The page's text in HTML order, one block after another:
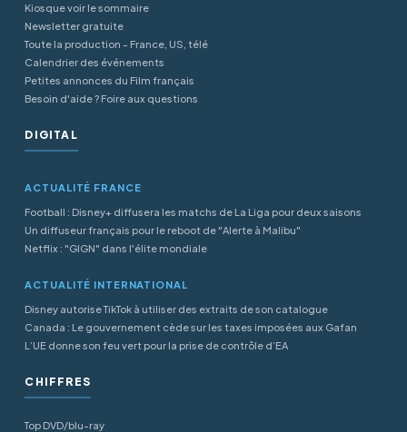
Kiosque voir le sommaire
Newsletter gratuite
Toute la production - France, US, télé
Calendrier des événements
Petites annonces du Film français
Besoin d'aide ? Foire aux questions
DIGITAL
ACTUALITÉ FRANCE
Football : Disney+ diffusera les matchs de La Liga pour deux saisons
Un diffuseur français pour le reboot de "Alerte à Malibu"
Netflix : "GIGN" dans l'élite mondiale
ACTUALITÉ INTERNATIONAL
Disney autorise TikTok à utiliser des extraits de son catalogue
Canada : Le gouvernement cède sur les taxes imposées aux Gafan
L’UE donne son feu vert pour la prise de contrôle d’EA
CHIFFRES
Top DVD/blu-ray